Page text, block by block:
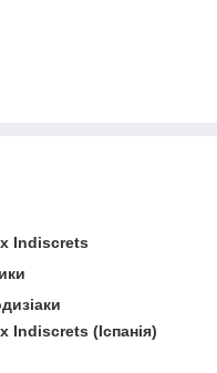
Indiscrets
Indiscrets (Іспанія)